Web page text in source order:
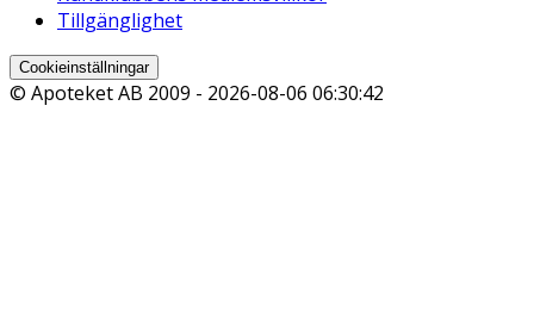
Tillgänglighet
Cookieinställningar
© Apoteket AB 2009 - 2026-08-06 06:30:42